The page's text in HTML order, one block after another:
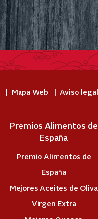
Mapa Web Aviso legal
Premios Alimentos de
España
Premio Alimentos de
España
Mejores Aceites de Oliva
Virgen Extra